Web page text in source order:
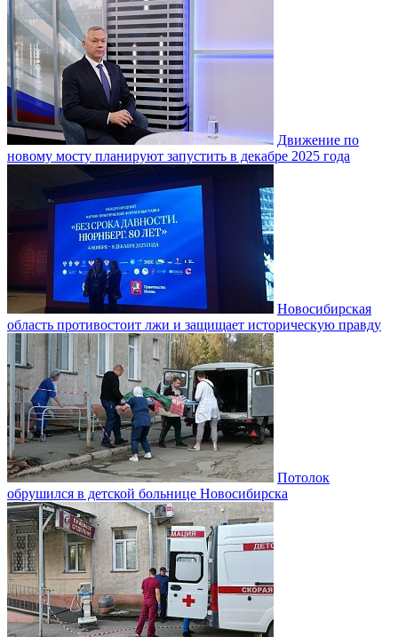
Движение по
новому мосту планируют запустить в декабре 2025 года
Новосибирская
область противостоит лжи и защищает историческую правду
Потолок
обрушился в детской больнице Новосибирска